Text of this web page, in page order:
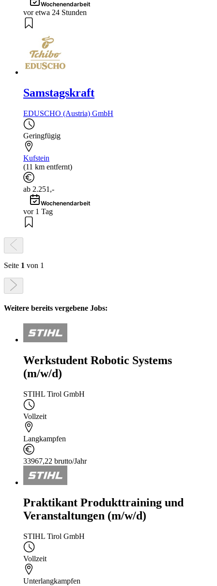
Wochenendarbeit
vor etwa 24 Stunden
Samstagskraft
EDUSCHO (Austria) GmbH
Geringfügig
Kufstein
(11 km entfernt)
ab 2.251,-
Wochenendarbeit
vor 1 Tag
Seite 1 von 1
Weitere bereits vergebene Jobs:
Werkstudent Robotic Systems
(m/w/d)
STIHL Tirol GmbH
Vollzeit
Langkampfen
33967,22 brutto/Jahr
Praktikant Produkttraining und
Veranstaltungen (m/w/d)
STIHL Tirol GmbH
Vollzeit
Unterlangkampfen